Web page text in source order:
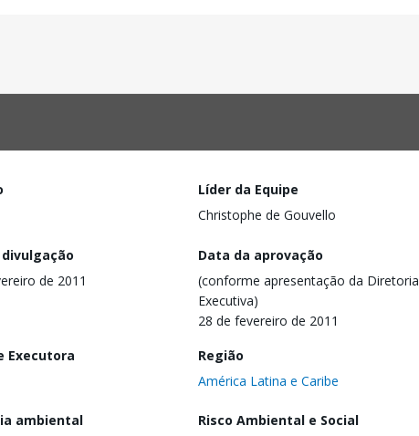
Líder da Equipe
Christophe de Gouvello
de 2011
Data da aprovação
(conforme apresentação da Diretoria
Executiva)
28 de fevereiro de 2011
Executora
Região
América Latina e Caribe
ambiental
Risco Ambiental e Social